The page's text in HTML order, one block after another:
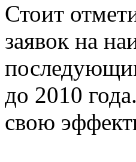
Стоит
заявок на
до 2010
свою